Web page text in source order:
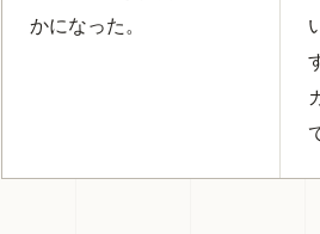
かになった。